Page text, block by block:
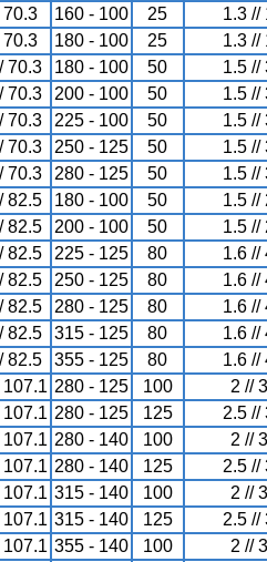
70.3 160 - 100 25 1.3 //
70.3 180 - 100 25 1.3 //
70.3 180 - 100 50 1.5 //
70.3 200 - 100 50 1.5 //
70.3 225 - 100 50 1.5 //
70.3 250 - 125 50 1.5 //
70.3 280 - 125 50 1.5 //
82.5 180 - 100 50 1.5 //
82.5 200 - 100 50 1.5 //
82.5 225 - 125 80 1.6 //
82.5 250 - 125 80 1.6 //
82.5 280 - 125 80 1.6 //
82.5 315 - 125 80 1.6 //
82.5 355 - 125 80 1.6 //
107.1 280 - 125 100 2 //
107.1 280 - 125 125 2.5 //
107.1 280 - 140 100 2 //
107.1 280 - 140 125 2.5 //
107.1 315 - 140 100 2 //
107.1 315 - 140 125 2.5 //
107.1 355 - 140 100 2 //